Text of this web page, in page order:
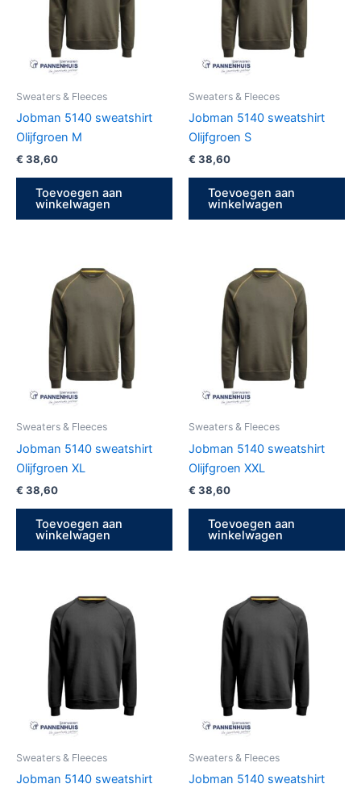
Sweaters & Fleeces
Jobman 5140 sweatshirt
Olijfgroen M
€ 38,60
Toevoegen aan
winkelwagen
Sweaters & Fleeces
Jobman 5140 sweatshirt
Olijfgroen S
€ 38,60
Toevoegen aan
winkelwagen
Sweaters & Fleeces
Jobman 5140 sweatshirt
Olijfgroen XL
€ 38,60
Toevoegen aan
winkelwagen
Sweaters & Fleeces
Jobman 5140 sweatshirt
Olijfgroen XXL
€ 38,60
Toevoegen aan
winkelwagen
Sweaters & Fleeces
Jobman 5140 sweatshirt
Sweaters & Fleeces
Jobman 5140 sweatshirt